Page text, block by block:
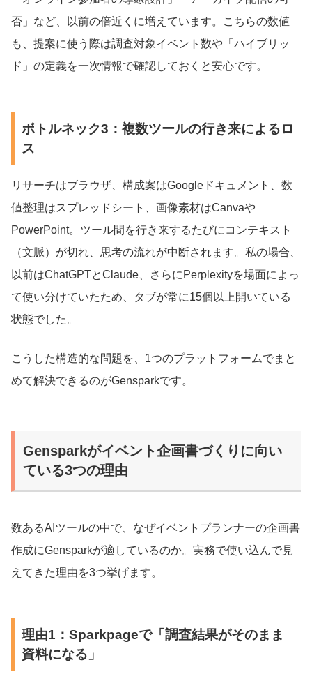
否」など、以前の倍近くに増えています。こちらの数値
も、提案に使う際は調査対象イベント数や「ハイブリッ
ド」の定義を一次情報で確認しておくと安心です。
ボトルネック3：複数ツールの行き来によるロ
ス
リサーチはブラウザ、構成案はGoogleドキュメント、数
値整理はスプレッドシート、画像素材はCanvaや
PowerPoint。ツール間を行き来するたびにコンテキスト
（文脈）が切れ、思考の流れが中断されます。私の場合、
以前はChatGPTとClaude、さらにPerplexityを場面によっ
て使い分けていたため、タブが常に15個以上開いている
状態でした。
こうした構造的な問題を、1つのプラットフォームでまと
めて解決できるのがGensparkです。
Gensparkがイベント企画書づくりに向い
ている3つの理由
数あるAIツールの中で、なぜイベントプランナーの企画書
作成にGensparkが適しているのか。実務で使い込んで見
えてきた理由を3つ挙げます。
理由1：Sparkpageで「調査結果がそのまま
資料になる」